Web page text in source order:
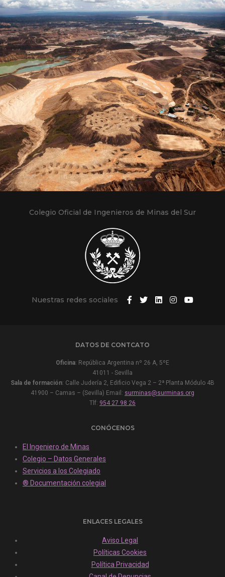
Colegio Oficial de Ingenieros de Minas del Sur
Nuestras redes sociales
DATOS DE CONTCATO
Oficina: República Argentina nº 26 A, 5ºE
41011 - Sevilla
Sala de formación: Calle Judería 2, Edificio Vega 2 – 2ª Planta Módulo 4B
41900 – Camas – (Sevilla) Email: surminas@surminas.org
Tlf: 954 27 98 26
CONÓCENOS
El Ingeniero de Minas
Colegio – Datos Generales
Servicios a los Colegiado
® Documentación colegial
ENLACES LEGALES
Aviso Legal
Políticas Cookies
Política Privacidad